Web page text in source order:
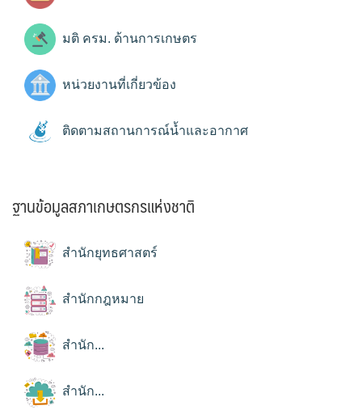
มติ ครม. ด้านการเกษตร
หน่วยงานที่เกี่ยวข้อง
ติดตามสถานการณ์น้ำและอากาศ
ฐานข้อมูลสภาเกษตรกรแห่งชาติ
สำนักยุทธศาสตร์
สำนักกฎหมาย
สำนัก...
สำนัก...